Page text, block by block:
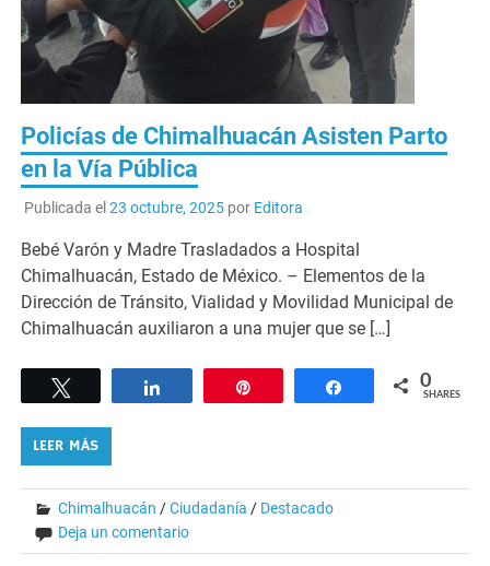
Policías de Chimalhuacán Asisten Parto
en la Vía Pública
Publicada el 23 octubre, 2025por Editora
Bebé Varón y Madre Trasladados a Hospital
Chimalhuacán, Estado de México. – Elementos de la
Dirección de Tránsito, Vialidad y Movilidad Municipal de
Chimalhuacán auxiliaron a una mujer que se […]
Share 0
SHARES
LEER MÁS
Chimalhuacán /Ciudadanía / Destacado
Deja un comentario